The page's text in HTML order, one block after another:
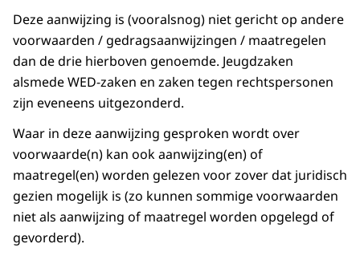
Deze aanwijzing is (vooralsnog) niet gericht op andere
voorwaarden / gedragsaanwijzingen / maatregelen
dan de drie hierboven genoemde. Jeugdzaken
alsmede WED-zaken en zaken tegen rechtspersonen
zijn eveneens uitgezonderd.
Waar in deze aanwijzing gesproken wordt over
voorwaarde(n) kan ook aanwijzing(en) of
maatregel(en) worden gelezen voor zover dat juridisch
gezien mogelijk is (zo kunnen sommige voorwaarden
niet als aanwijzing of maatregel worden opgelegd of
gevorderd).